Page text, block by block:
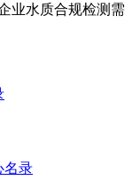
业水质合规检测需